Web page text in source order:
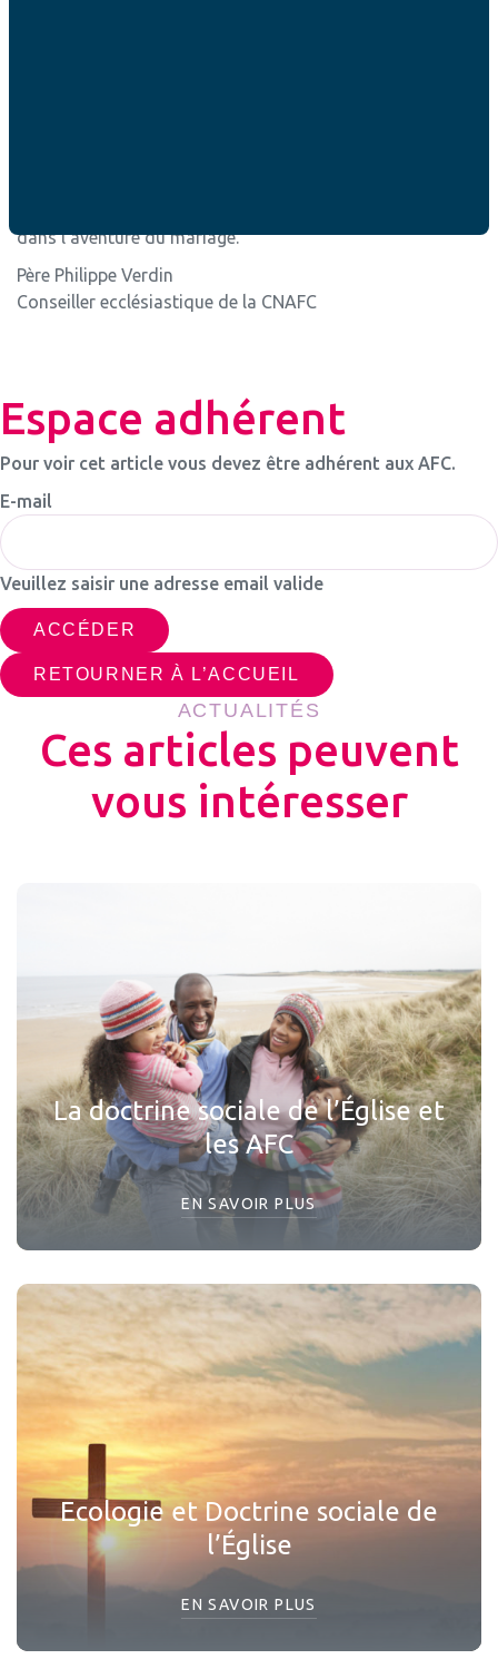
dans l’aventure du mariage.
Père Philippe Verdin
Conseiller ecclésiastique de la CNAFC
Espace adhérent
Pour voir cet article vous devez être adhérent aux AFC.
E-mail
Veuillez saisir une adresse email valide
RETOURNER À L’ACCUEIL
ACTUALITÉS
Ces articles peuvent
vous intéresser
La doctrine sociale de l’Église et
les AFC
EN SAVOIR PLUS
Ecologie et Doctrine sociale de
l’Église
EN SAVOIR PLUS